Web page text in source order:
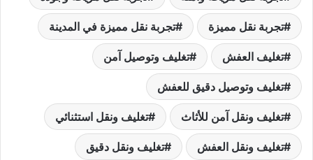
تجربة نقل مميزة تجربة نقل مميزة في المدينة
تغليف العفش تغليف وتوصيل آمن
تغليف وتوصيل دقيق للعفش
تغليف ونقل آمن للأثاث تغليف ونقل استثنائي
تغليف ونقل العفش تغليف ونقل دقيق